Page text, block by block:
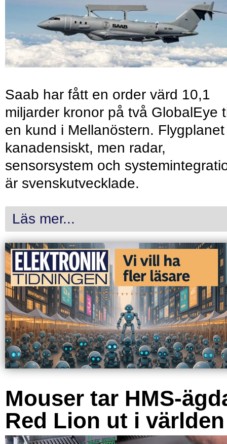
Saab har fått en order värd 10,1
miljarder kronor på två GlobalEye
en kund i Mellanöstern.
kanadensiskt, men radar,
sensorsystem och
är svenskutvecklade.
Läs mer...
Mouser tar HMS-
Red Lion ut i världen